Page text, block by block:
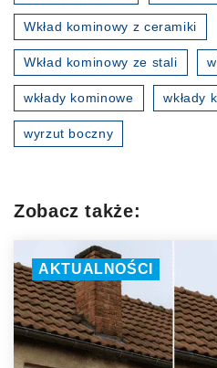
Wkład kominowy z ceramiki
Wkład kominowy ze stali
wkłady kominowe wkłady
wyrzut boczny
Zobacz także:
AKTUALNOŚCI